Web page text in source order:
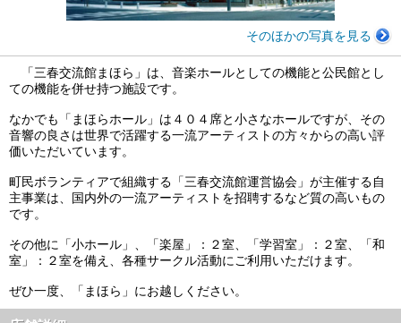
そのほかの写真を見る
「三春交流館まほら」は、音楽ホールとしての機能と公民館とし
ての機能を併せ持つ施設です。
なかでも「まほらホール」は４０４席と小さなホールですが、その
音響の良さは世界で活躍する一流アーティストの方々からの高い評
価いただいています。
町民ボランティアで組織する「三春交流館運営協会」が主催する自
主事業は、国内外の一流アーティストを招聘するなど質の高いもの
です。
その他に「小ホール」、「楽屋」：２室、「学習室」：２室、「和
室」：２室を備え、各種サークル活動にご利用いただけます。
ぜひ一度、「まほら」にお越しください。